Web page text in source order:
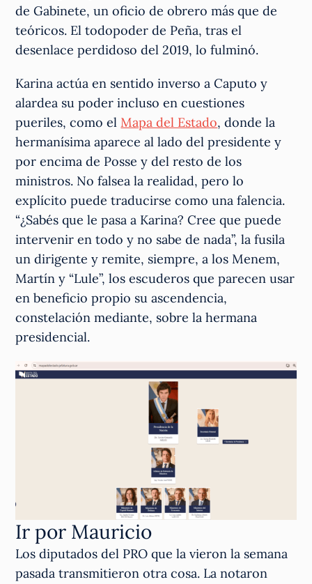
de Gabinete, un oficio de obrero más que de
teóricos. El todopoder de Peña, tras el
desenlace perdidoso del 2019, lo fulminó.
Karina actúa en sentido inverso a Caputo y
alardea su poder incluso en cuestiones
pueriles, como elMapa del Estado, donde la
hermanísima aparece al lado del presidente y
por encima de Posse y del resto de los
ministros. No falsea la realidad, pero lo
explícito puede traducirse como una falencia.
“¿Sabés que le pasa a Karina? Cree que puede
intervenir en todo y no sabe de nada”, la fusila
un dirigente y remite, siempre, a los Menem,
Martín y “Lule”, los escuderos que parecen usar
en beneficio propio su ascendencia,
constelación mediante, sobre la hermana
presidencial.
Ir por Mauricio
Los diputados del PRO que la vieron la semana
pasada transmitieron otra cosa. La notaron